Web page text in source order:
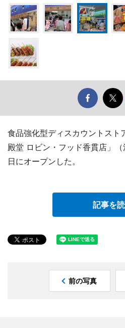
食品強化型ディスカウントスト
殿堂 ロビン・フッド香貫店」
日にオープンした。
記事を
前の写真